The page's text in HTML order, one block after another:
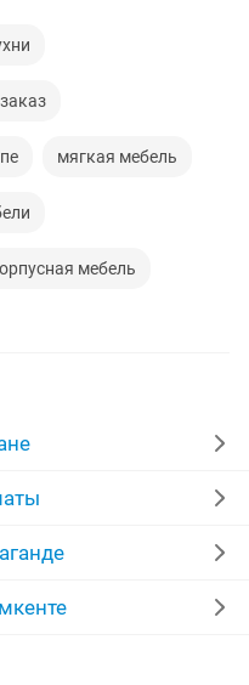
мягкая мебель
мебель
детские шкафы